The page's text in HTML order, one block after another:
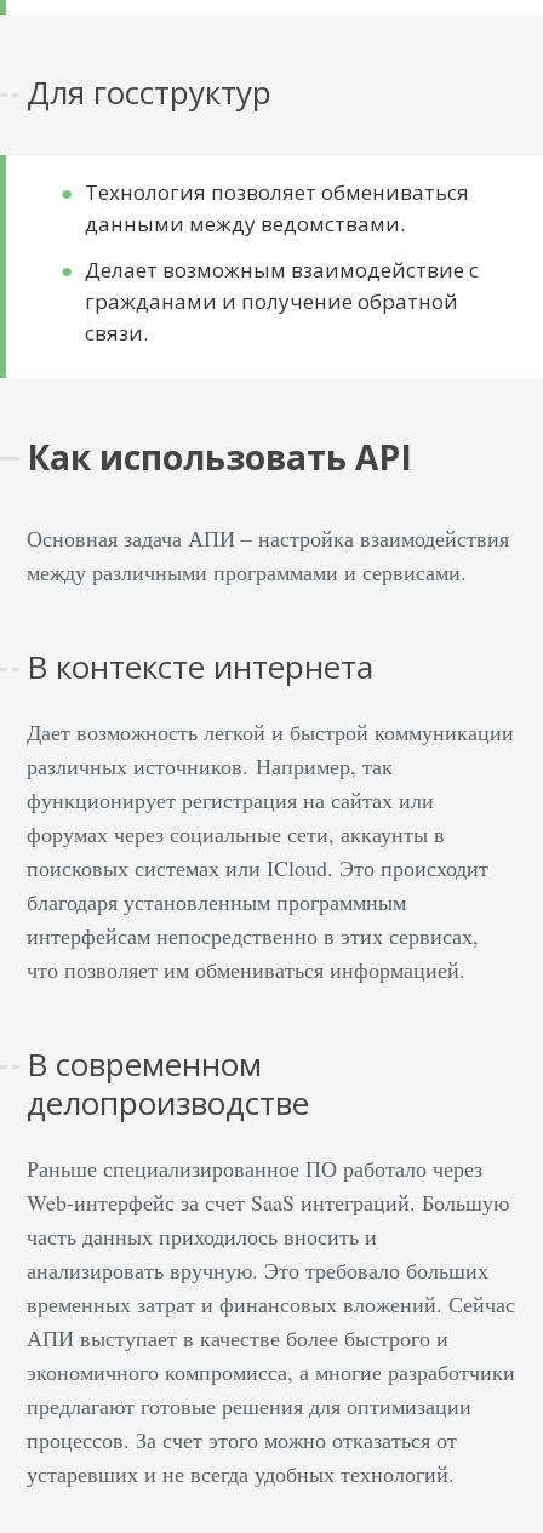
Для госструктур
Технология позволяет обмениваться
данными между ведомствами.
Делает возможным взаимодействие с
гражданами и получение обратной
связи.
Как использовать API
Основная задача АПИ – настройка взаимодействия
между различными программами и сервисами.
В контексте интернета
Дает возможность легкой и быстрой коммуникации
различных источников. Например, так
функционирует регистрация на сайтах или
форумах через социальные сети, аккаунты в
поисковых системах или ICloud. Это происходит
благодаря установленным программным
интерфейсам непосредственно в этих сервисах,
что позволяет им обмениваться информацией.
В современном
делопроизводстве
Раньше специализированное ПО работало через
Web-интерфейс за счет SaaS интеграций. Большую
часть данных приходилось вносить и
анализировать вручную. Это требовало больших
временных затрат и финансовых вложений. Сейчас
АПИ выступает в качестве более быстрого и
экономичного компромисса, а многие разработчики
предлагают готовые решения для оптимизации
процессов. За счет этого можно отказаться от
устаревших и не всегда удобных технологий.